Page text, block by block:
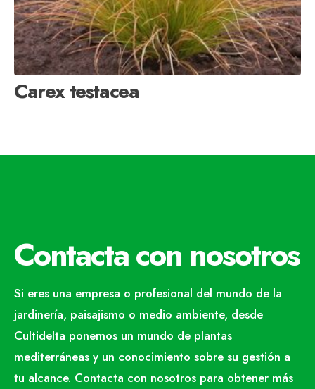
Carex testacea
Contacta con nosotros
Si eres una empresa o profesional del mundo de la
jardinería, paisajismo o medio ambiente, desde
Cultidelta ponemos un mundo de plantas
mediterráneas y un conocimiento sobre su gestión a
tu alcance. Contacta con nosotros para obtener más